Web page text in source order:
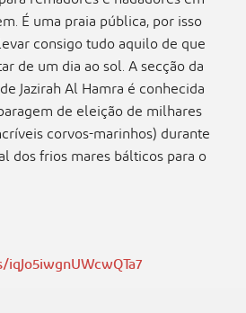
É uma praia pública, por isso
consigo tudo aquilo de que
de um dia ao sol. A secção da
Jazirah Al Hamra é conhecida
de eleição de milhares
corvos-marinhos) durante
dos frios mares bálticos para o